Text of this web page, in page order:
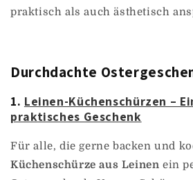
praktisch als auch ästhetisch
Durchdachte
1. Leinen-Küchenschürzen –
praktisches Geschenk
Für alle, die gerne backen und
Küchenschürze aus Leinen ein